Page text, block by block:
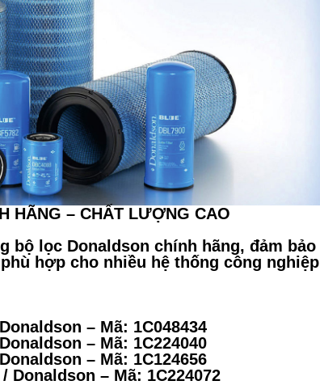
HÃNG – CHẤT LƯỢNG CAO
bộ lọc Donaldson chính hãng, đảm bảo
hợp cho nhiều hệ thống công
– Mã: 1C048434
– Mã: 1C224040
– Mã: 1C124656
Donaldson – Mã: 1C224072